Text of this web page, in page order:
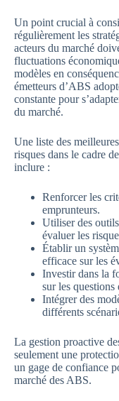
Un point crucial à
régulièrement les
acteurs du marché
fluctuations
modèles en
émetteurs d’ABS
constante pour
du marché.
Une liste des
risques dans le cadre
inclure :
Renforcer les
emprunteurs.
Utiliser des
évaluer les
Établir un
efficace sur les
Investir dans la
sur les
Intégrer des
différents
La gestion proactive
seulement une
un gage de confiance
marché des ABS.